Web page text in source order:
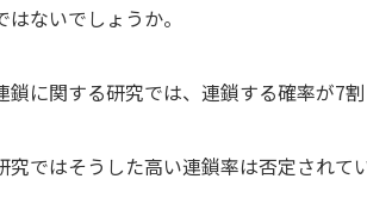
ないでしょうか。
鎖に関する研究では、連鎖する確率が7
究ではそうした高い連鎖率は否定されて